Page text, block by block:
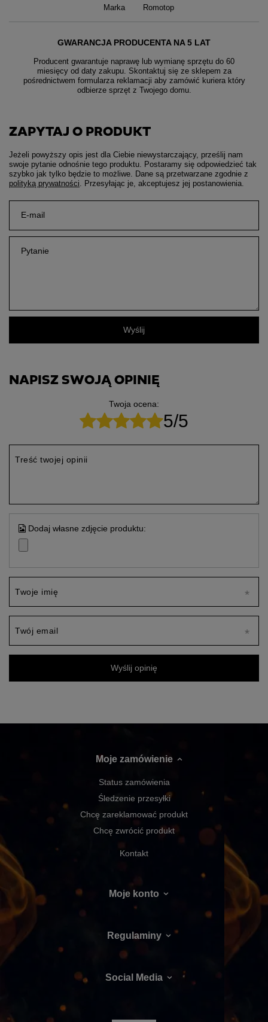
Marka Romotop
GWARANCJA PRODUCENTA NA 5 LAT
Producent gwarantuje naprawę lub wymianę sprzętu do 60
miesięcy od daty zakupu. Skontaktuj się ze sklepem za
pośrednictwem formularza reklamacji aby zamówić kuriera który
odbierze sprzęt z Twojego domu.
ZAPYTAJ O PRODUKT
Jeżeli powyższy opis jest dla Ciebie niewystarczający, prześlij nam
swoje pytanie odnośnie tego produktu. Postaramy się odpowiedzieć tak
szybko jak tylko będzie to możliwe.
Dane są przetwarzane zgodnie z
polityką prywatności . Przesyłając je, akceptujesz jej postanowienia.
E-mail
Pytanie
Wyślij
NAPISZ SWOJĄ OPINIĘ
Twoja ocena:
5/5
Treść twojej opinii
Dodaj własne zdjęcie produktu:
Twoje imię
Twój email
Wyślij opinię
Moje zamówienie
Status zamówienia
Śledzenie przesyłki
Chcę zareklamować produkt
Chcę zwrócić produkt
Kontakt
Moje konto
Regulaminy
Social Media